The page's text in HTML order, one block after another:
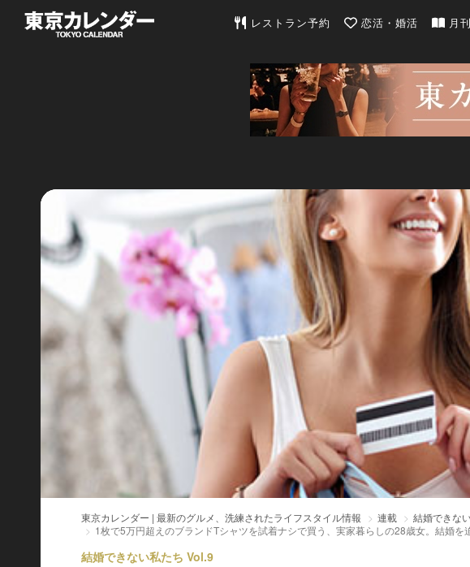
東京カレンダー | 最新のグルメ、洗練され
レストラン予約 恋活・婚活 月
東京カレンダー | 最新のグルメ、洗練されたライフスタイル情報 連載
結婚できな
1枚で5万円超えのブランドTシャツを試着ナシで買う、実家暮らしの28歳女。結婚を
結婚できない私たち Vol.9